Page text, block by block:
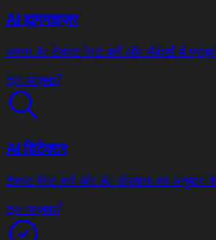
AI ह्यूमनाइज़र
अपना AI टेक्स्ट पेस्ट करें और सेकंडों में
टूल आज़माएँ
AI डिटेक्टर
टेक्स्ट पेस्ट करें और AI संभावना का अनुमान
टूल आज़माएँ